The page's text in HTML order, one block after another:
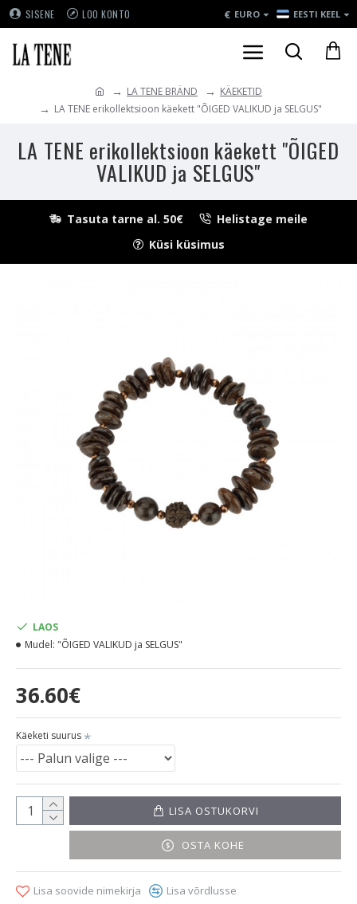
SISENE LOO KONTO € EURO EESTI KEEL
LA TENE BRÄND
KÄEKETID
LA TENE erikollektsioon käekett "ÕIGED VALIKUD ja SELGUS"
LA TENE erikollektsioon käekett "ÕIGED
VALIKUD ja SELGUS"
Tasuta tarne al. 50€
Helistage meile
Küsi küsimus
36.60€
LAOS
Mudel: "ÕIGED VALIKUD ja SELGUS"
Käeketi suurus
LISA OSTUKORVI
OSTA KOHE
Lisa soovide nimekirja Lisa võrdlusse